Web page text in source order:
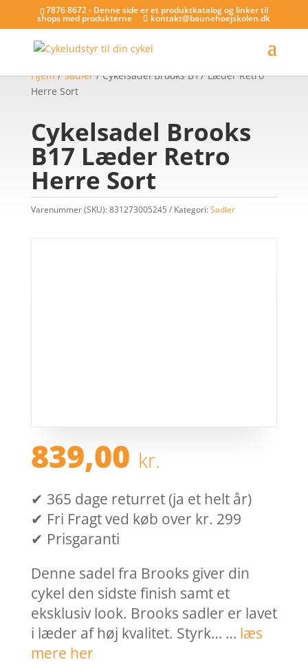
7876 8672 - Denne side er et produktkatalog og linker til
shops med produkterne kontakt@baunehoejskolen.dk
Hjem/Sadler/ Cykelsadel Brooks B17 Læder Retro
Herre Sort
Cykelsadel Brooks
B17 Læder Retro
Herre Sort
Varenummer (SKU):831273005245 Kategori:Sadler
839,00 kr.
✔ 365 dage returret (ja et helt år)
✔ Fri Fragt ved køb over kr. 299
✔ Prisgaranti
Denne sadel fra Brooks giver din
cykel den sidste finish samt et
eksklusiv look. Brooks sadler er lavet
i læder af høj kvalitet. Styrk… … læs
mere her